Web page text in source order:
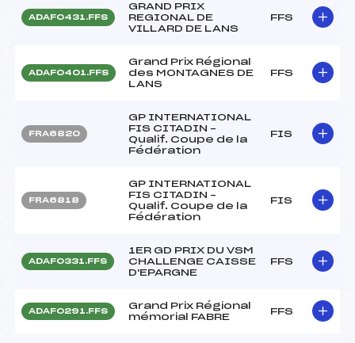
ADAF0431.FFS
GRAND PRIX
REGIONAL DE
VILLARD DE LANS
FFS
ADAF0401.FFS
Grand Prix Régional
des MONTAGNES DE
LANS
FFS
FRA6820
GP INTERNATIONAL
FIS CITADIN –
Qualif. Coupe de la
Fédération
FIS
FRA6818
GP INTERNATIONAL
FIS CITADIN –
Qualif. Coupe de la
Fédération
FIS
ADAF0331.FFS
1ER GD PRIX DU VSM
CHALLENGE CAISSE
D'EPARGNE
FFS
ADAF0291.FFS
Grand Prix Régional
mémorial FABRE
FFS